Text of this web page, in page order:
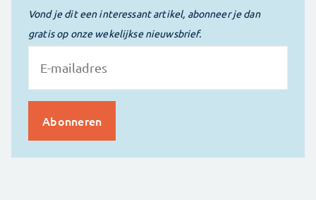
Vond je dit een interessant artikel, abonneer je dan
gratis op onze wekelijkse nieuwsbrief.